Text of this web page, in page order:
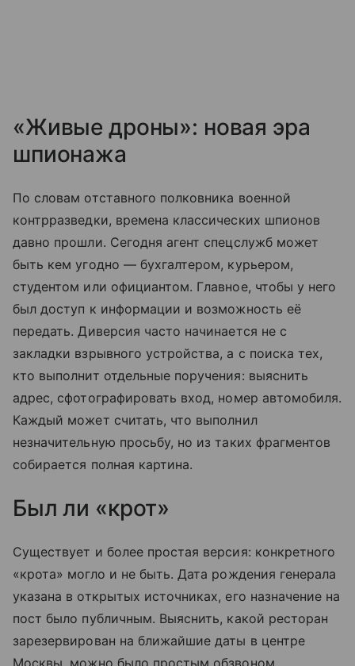
«Живые дроны»: новая эра
шпионажа
По словам отставного полковника военной
контрразведки, времена классических шпионов
давно прошли. Сегодня агент спецслужб может
быть кем угодно — бухгалтером, курьером,
студентом или официантом. Главное, чтобы у него
был доступ к информации и возможность её
передать. Диверсия часто начинается не с
закладки взрывного устройства, а с поиска тех,
кто выполнит отдельные поручения: выяснить
адрес, сфотографировать вход, номер автомобиля.
Каждый может считать, что выполнил
незначительную просьбу, но из таких фрагментов
собирается полная картина.
Был ли «крот»
Существует и более простая версия: конкретного
«крота» могло и не быть. Дата рождения генерала
указана в открытых источниках, его назначение на
пост было публичным. Выяснить, какой ресторан
зарезервирован на ближайшие даты в центре